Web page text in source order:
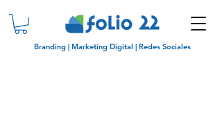
Branding | Marketing Digital | Redes Sociales